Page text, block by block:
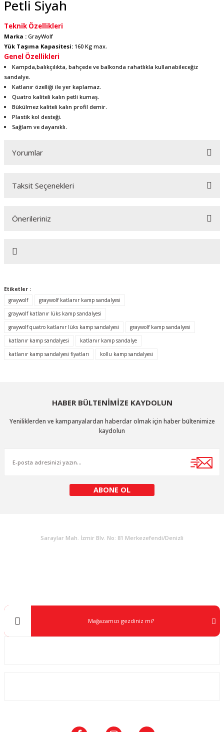
Petli Siyah
Teknik Özellikleri
Marka : GrayWolf
Yük Taşıma Kapasitesi: 160 Kg max.
Genel Özellikleri
Kampda,balıkçılıkta, bahçede ve balkonda rahatlıkla kullanabileceğiz
sandalye.
Katlanır özelliği ile yer kaplamaz.
Quatro kaliteli kalın petli kumaş.
Bükülmez kaliteli kalın profil demir.
Plastik kol desteği.
Sağlam ve dayanıklı.
Yorumlar
Taksit Seçenekleri
Önerileriniz
yetersiz gördüğünüz noktaları öneri formunu kullanarak tarafımıza
Ürün resmi kalitesiz, bozuk veya görüntülenemiyor.
Ürün açıklamasında eksik bilgiler bulunuyor.
Ürün bilgilerinde hatalar bulunuyor.
Ürün fiyatı diğer sitelerden daha pahalı.
Bu ürüne benzer farklı alternatifler olmalı.
Gönder
Etiketler :
graywolf
graywolf katlanır kamp sandalyesi
graywolf katlanır lüks kamp sandalyesi
graywolf quatro katlanır lüks kamp sandalyesi
graywolf kamp sandalyesi
katlanır kamp sandalyesi
katlanır kamp sandalye
katlanır kamp sandalyesi fiyatları
kollu kamp sandalyesi
HABER BÜLTENİMİZE KAYDOLUN
Yeniliklerden ve kampanyalardan haberdar olmak için haber bültenimize
kaydolun
ABONE OL
Saraylar Mah. İzmir Blv. No: 81 Merkezefendi/Denizli
Mağazamızı gezdiniz mi?